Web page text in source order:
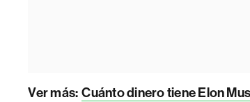
Ver más: Cuánto dinero tiene Elon